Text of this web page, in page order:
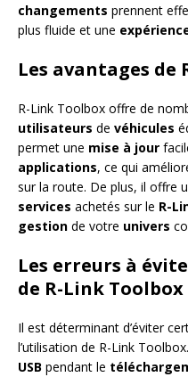
changements prennent
plus fluide et une
Les avantages de
R-Link Toolbox offre de
utilisateurs de véhicules
permet une mise à jour
applications, ce qui
sur la route. De plus, il offre
services achetés sur le R-
gestion de votre univers
Les erreurs à
de R-Link Toolbox
Il est déterminant d’éviter
l’utilisation de R-Link
USB pendant le